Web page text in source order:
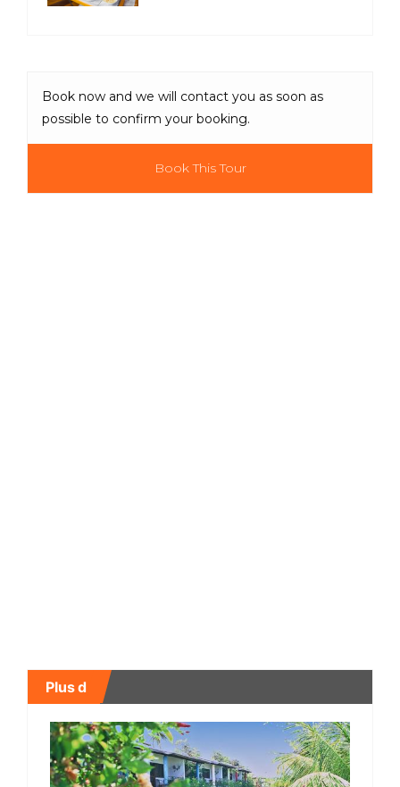
Book now and we will contact you as soon as
possible to confirm your booking.
Book This Tour
Plus d